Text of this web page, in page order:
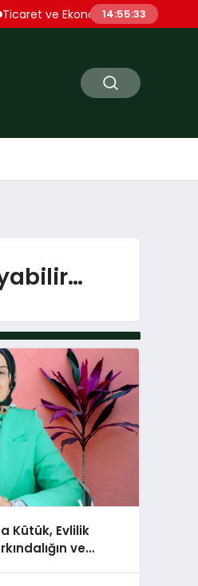
Ekonomik Kulübü Genel
14:55:34
Kütük, Evlilik
ve